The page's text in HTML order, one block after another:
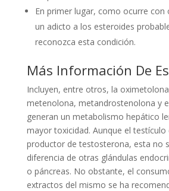
En primer lugar, como ocurre con
un adicto a los esteroides
reconozca esta condición.
Más Información De
Incluyen, entre otros, la
metenolona, metandrostenolona y
generan un metabolismo hepático
mayor toxicidad. Aunque el testículo
productor de testosterona, esta no
diferencia de otras glándulas
o páncreas. No obstante, el
extractos del mismo se ha